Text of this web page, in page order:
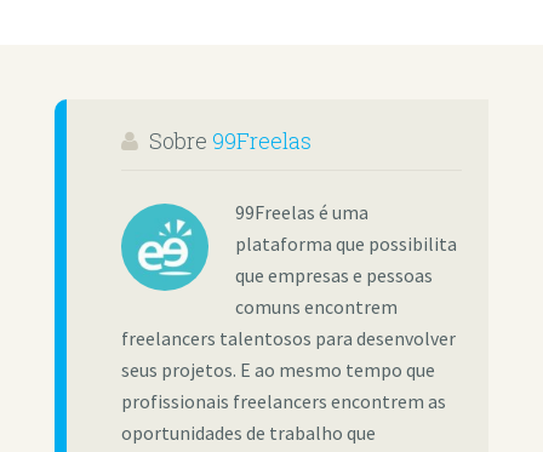
Sobre 99Freelas
99Freelas é uma
plataforma que possibilita
que empresas e pessoas
comuns encontrem
freelancers talentosos para desenvolver
seus projetos. E ao mesmo tempo que
profissionais freelancers encontrem as
oportunidades de trabalho que